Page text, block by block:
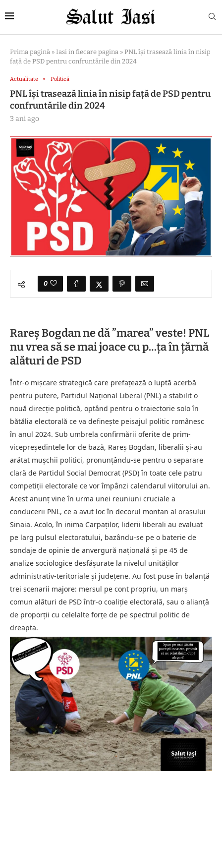
Prima pagină » Iasi in fiecare pagina » PNL își trasează linia în nisip
față de PSD pentru confruntările din 2024
Actualitate Politică
PNL își trasează linia în nisip față de PSD pentru
confruntările din 2024
3 ani ago
0
Rareș Bogdan ne dă ”marea” veste! PNL
nu vrea să se mai joace cu p…ța în țărnă
alături de PSD
Într-o mișcare strategică care prefațează o luptă acerbă
pentru putere, Partidul Național Liberal (PNL) a stabilit o
nouă direcție politică, optând pentru o traiectorie solo în
bătălia electorală ce va definește peisajul politic românesc
în anul 2024. Sub umbrela confirmării oferite de prim-
vicepreședintele lor de bază, Rareș Bogdan, liberalii și-au
arătat mușchii politici, pronunțându-se pentru o separare
clară de Partidul Social Democrat (PSD) în toate cele patru
competiții electorale ce vor împânzi calendarul viitorului an.
Acest anunț vine în urma unei reuniuni cruciale a
conducerii PNL, ce a avut loc în decorul montan al orașului
Sinaia. Acolo, în inima Carpaților, liderii liberali au evaluat
pe larg pulsul electoratului, bazându-se pe o baterie de
sondaje de opinie de anvergură națională și pe 45 de
analize sociologice desfășurate la nivelul unităților
administrativ-teritoriale și județene. Au fost puse în balanță
trei scenarii majore: mersul pe cont propriu, un marș
comun alături de PSD într-o coaliție electorală, sau o alianță
de proporții cu celelalte forțe de pe spectrul politic de
dreapta.